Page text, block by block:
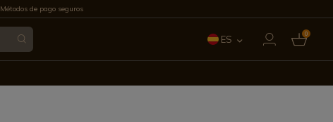
Métodos de pago seguros
ES 0